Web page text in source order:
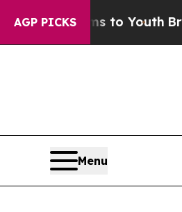
AGP PICKS
Harms to YouthBrazil
Menu